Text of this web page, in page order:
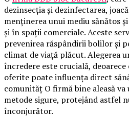
dezinsecția și dezinfectarea,
menținerea unui mediu sănătos
și în spații comerciale. Aceste
prevenirea răspândirii bolilor și
climat de viață plăcut. Alegerea
încredere este crucială,
oferite poate influența direct
comunităț O firmă bine aleasă
metode sigure, protejând astfel
înconjurător.